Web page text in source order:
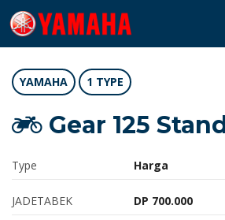
YAMAHA 1 TYPE
Gear 125
Type Harga
JADETABEK DP 700.000